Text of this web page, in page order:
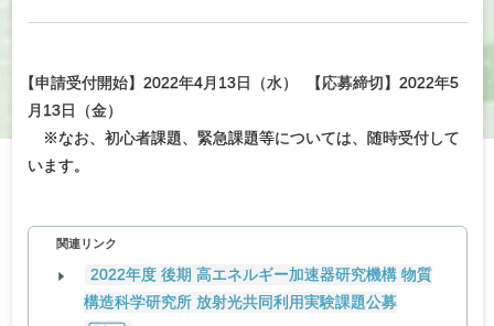
【申請受付開始】2022年4月13日（水）
【応募締切】2022年5
月13日（金）
※なお、初心者課題、緊急課題等については、随時受付して
います。
関連リンク
2022年度 後期 高エネルギー加速器研究機構 物質
構造科学研究所 放射光共同利用実験課題公募